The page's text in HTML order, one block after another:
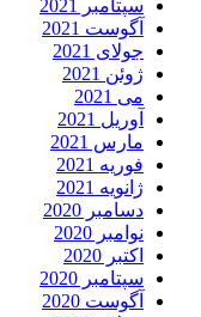
سپتامبر 2021
آگوست 2021
جولای 2021
ژوئن 2021
می 2021
آوریل 2021
مارس 2021
فوریه 2021
ژانویه 2021
دسامبر 2020
نوامبر 2020
اکتبر 2020
سپتامبر 2020
آگوست 2020